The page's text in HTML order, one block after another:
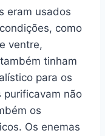
eram usados
como
ventre,
tinham
para os
purificavam não
os
Os enemas